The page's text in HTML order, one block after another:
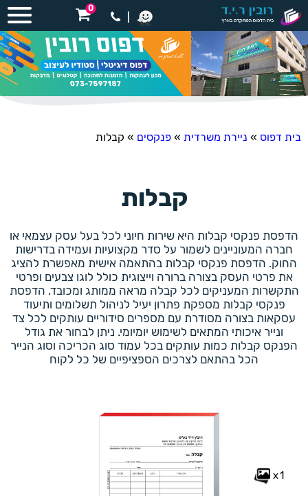
0
בית דפוס » ניירת משרדית » פנקסים » קבלות
קבלות
הדפסת פנקסי קבלות היא שירות חיוני לכל בעל עסק עצמאי או
חברה המעוניינים לשמור על סדר מקצועיות ועמידה בדרישות
החוק. הדפסת פנקסי קבלות בהתאמה אישית מאפשרת להציג
את פרטי העסק בצורה ברורה וייצוגית כולל לוגו צבעים ופרטי
התקשרות המעניקים לכל קבלה מראה ממותג ומכובד. הדפסת
פנקסי קבלות מספקת פתרון יעיל לניהול תשלומים ותיעוד
עסקאות בצורה מסודרת עם מספרים סידוריים עותקים לכל צד
ונייר איכותי המתאים לשימוש יומיומי. ניתן לבחור את גודל
הפנקס קבלות כמות עותקים בכל עמוד סוג הכריכה וסוג הנייר
הכל בהתאם לצרכים הספציפיים של כל לקוח
x1